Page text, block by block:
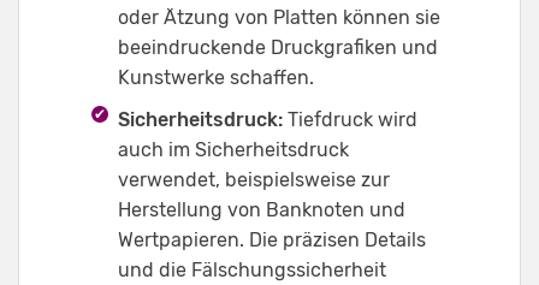
oder Ätzung von Platten können sie
beeindruckende Druckgrafiken und
Kunstwerke schaffen.
Sicherheitsdruck: Tiefdruck wird
auch im Sicherheitsdruck
verwendet, beispielsweise zur
Herstellung von Banknoten und
Wertpapieren. Die präzisen Details
und die Fälschungssicherheit